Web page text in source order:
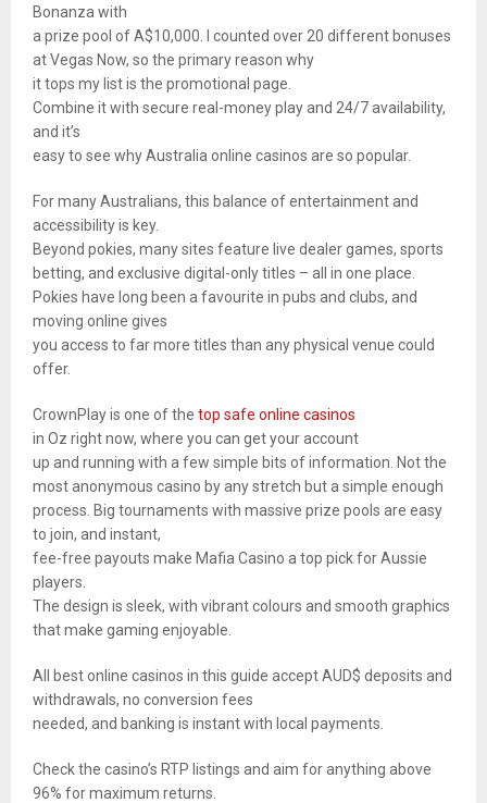
Bonanza with
a prize pool of A$10,000. I counted over 20 different bonuses
at Vegas Now, so the primary reason why
it tops my list is the promotional page.
Combine it with secure real-money play and 24/7 availability,
and it’s
easy to see why Australia online casinos are so popular.
For many Australians, this balance of entertainment and
accessibility is key.
Beyond pokies, many sites feature live dealer games, sports
betting, and exclusive digital-only titles – all in one place.
Pokies have long been a favourite in pubs and clubs, and
moving online gives
you access to far more titles than any physical venue could
offer.
CrownPlay is one of the top safe online casinos
in Oz right now, where you can get your account
up and running with a few simple bits of information. Not the
most anonymous casino by any stretch but a simple enough
process. Big tournaments with massive prize pools are easy
to join, and instant,
fee-free payouts make Mafia Casino a top pick for Aussie
players.
The design is sleek, with vibrant colours and smooth graphics
that make gaming enjoyable.
All best online casinos in this guide accept AUD$ deposits and
withdrawals, no conversion fees
needed, and banking is instant with local payments.
Check the casino’s RTP listings and aim for anything above
96% for maximum returns.